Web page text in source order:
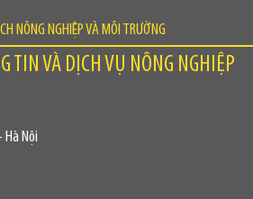
NÔNG NGHIỆP VÀ MÔI TRƯỜNG
TIN VÀ DỊCH VỤ NÔNG NGHIỆP
Hà Nội